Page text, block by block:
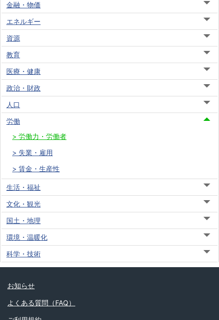
金融・物価
エネルギー
資源
教育
医療・健康
政治・財政
人口
労働
労働力・労働者
失業・雇用
賃金・生産性
生活・福祉
文化・観光
国土・地理
環境・温暖化
科学・技術
お知らせ
よくある質問（FAQ）